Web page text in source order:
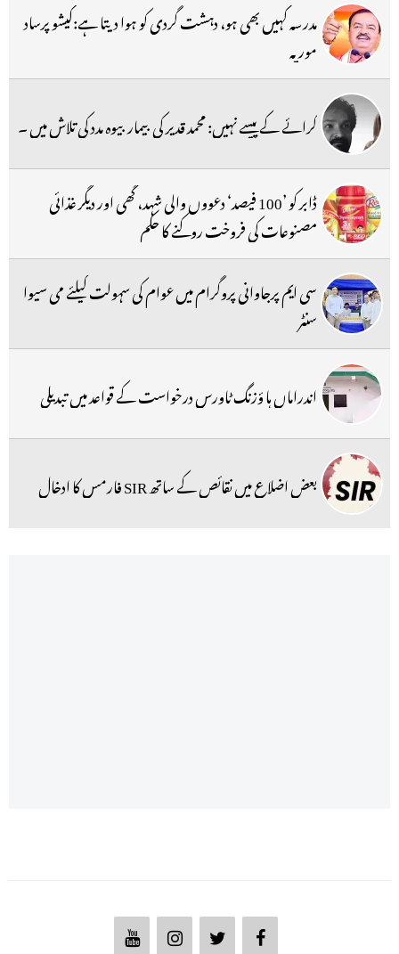
مدرسہ کہیں بھی ہو، دہشت گردی کو ہوا دیتا ہے:کیشو پرساد
موریہ
کرائے کے پیسے نہیں: محمد قدیر کی بیمار بیوہ مدد کی تلاش میں ۔
ڈابر کو ’100 فیصد‘ دعووں والی شہد، گھی اور دیگر غذائی
مصنوعات کی فروخت روکنے کا حکم
سی ایم پرجاوانی پروگرام میں عوام کی سہولت کیلئے می سیوا
سنٹر
اندراماں ہا ؤزنگ ٹاورس درخواست کے قواعد میں تبدیلی
بعض اضلاع میں نقائص کے ساتھ SIR فارمس کا ادخال